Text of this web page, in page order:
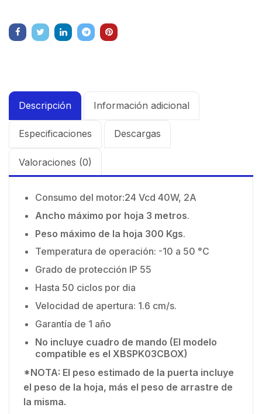
Descripción Información adicional
Especificaciones Descargas
Valoraciones (0)
Consumo del motor:24 Vcd 40W, 2A
Ancho máximo por hoja 3 metros.
Peso máximo de la hoja 300 Kgs.
Temperatura de operación: -10 a 50 °C
Grado de protección IP 55
Hasta 50 ciclos por dia
Velocidad de apertura: 1.6 cm/s.
Garantía de 1 año
No incluye cuadro de mando (El modelo
compatible es el XBSPK03CBOX)
*NOTA: El peso estimado de la puerta incluye
el peso de la hoja, más el peso de arrastre de
la misma.